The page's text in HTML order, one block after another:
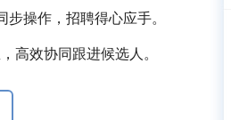
操作，招聘得心应手。
高效协同跟进候选人。